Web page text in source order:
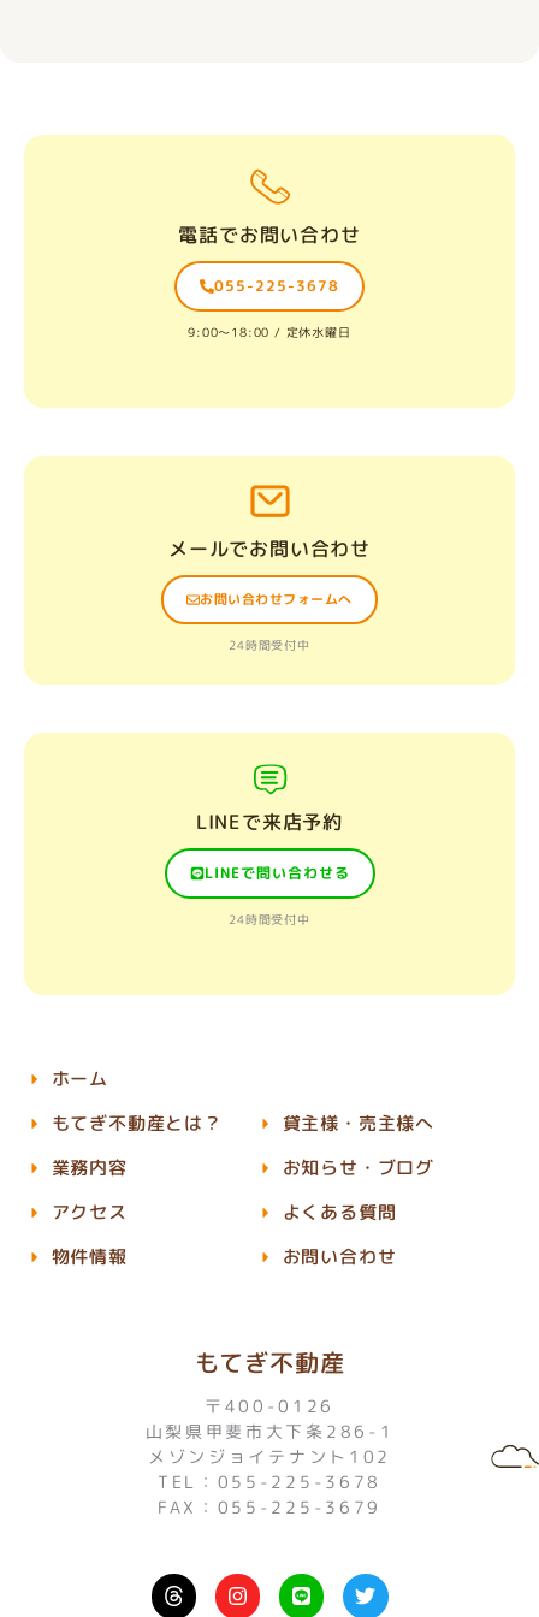
電話でお問い合わせ
055-225-3678
9:00〜18:00 / 定休水曜日
メールでお問い合わせ
お問い合わせフォームへ
24時間受付中
LINEで来店予約
LINEで問い合わせる
24時間受付中
もてぎ不動産
〒400-0126
山梨県甲斐市大下条286-1
メゾンジョイテナント102
TEL：055-225-3678
FAX：055-225-3679
I
n
L
i
T
w
ホーム
もてぎ不動産とは？
業務内容
アクセス
物件情報
貸主様・売主様へ
お知らせ・ブログ
よくある質問
お問い合わせ